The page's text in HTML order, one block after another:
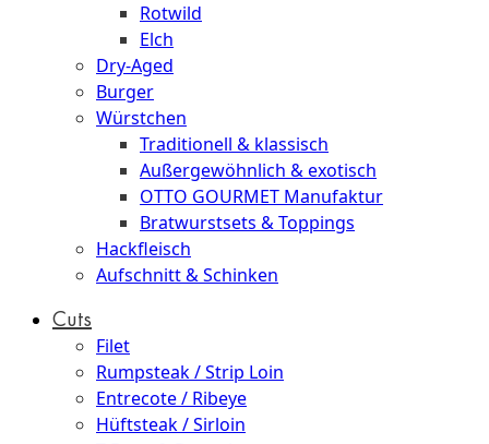
Rotwild
Elch
Dry-Aged
Burger
Würstchen
Traditionell & klassisch
Außergewöhnlich & exotisch
OTTO GOURMET Manufaktur
Bratwurstsets & Toppings
Hackfleisch
Aufschnitt & Schinken
Cuts
Filet
Rumpsteak / Strip Loin
Entrecote / Ribeye
Hüftsteak / Sirloin